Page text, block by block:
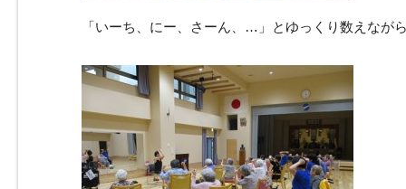
「いーち、にー、さーん、…」とゆっくり数えなが